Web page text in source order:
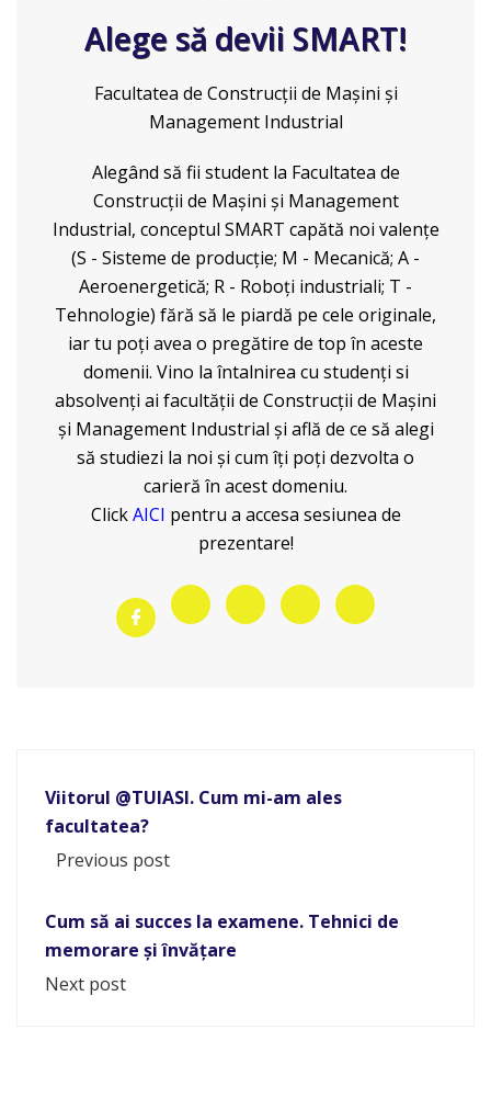
Alege să devii SMART!
Facultatea de Construcții de Mașini și
Management Industrial
Alegând să fii student la Facultatea de
Construcții de Mașini și Management
Industrial, conceptul SMART capătă noi valențe
(S - Sisteme de producție; M - Mecanică; A -
Aeroenergetică; R - Roboți industriali; T -
Tehnologie) fără să le piardă pe cele originale,
iar tu poți avea o pregătire de top în aceste
domenii. Vino la întalnirea cu studenți si
absolvenți ai facultății de Construcții de Mașini
și Management Industrial și află de ce să alegi
să studiezi la noi și cum îți poți dezvolta o
carieră în acest domeniu.
ClickAICI pentru a accesa sesiunea de
prezentare!
Viitorul @TUIASI. Cum mi-am ales
facultatea?
Previous post
Cum să ai succes la examene. Tehnici de
memorare și învățare
Next post